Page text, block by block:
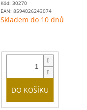
Kód: 30270
EAN: 8594026243074
Skladem do 10 dnů
DO KOŠÍKU